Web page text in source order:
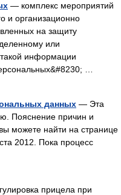
— комплекс мероприятий
и организационно
на защиту
или
информации
…
данных — Эта
Пояснение причин и
можете найти на странице
2012. Пока процесс
прицела при